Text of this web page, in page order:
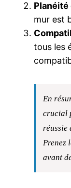
Planéité
mur est
tous les
En
crucial
réussie
Prenez
avant